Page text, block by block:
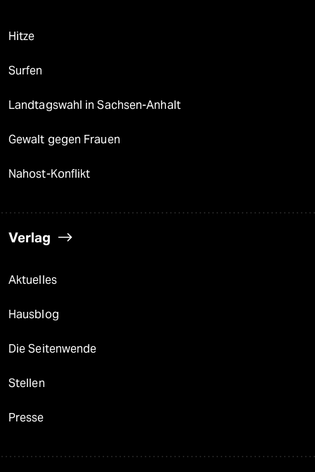
Hitze
Surfen
Landtagswahl in Sachsen-Anhalt
Gewalt gegen Frauen
Nahost-Konflikt
Verlag
Aktuelles
Hausblog
Die Seitenwende
Stellen
Presse